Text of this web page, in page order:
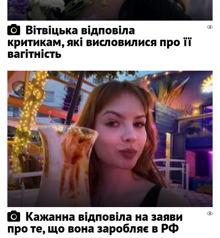
Вітвіцька відповіла
критикам, які висловилися про її
вагітність
Кажанна відповіла на заяви
про те, що вона заробляє в РФ